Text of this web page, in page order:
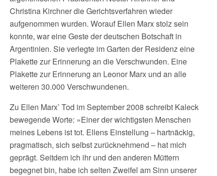
Christina Kirchner die Gerichtsverfahren wieder
aufgenommen wurden. Worauf Ellen Marx stolz sein
konnte, war eine Geste der deutschen Botschaft in
Argentinien. Sie verlegte im Garten der Residenz eine
Plakette zur Erinnerung an die Verschwunden. Eine
Plakette zur Erinnerung an Leonor Marx und an alle
weiteren 30.000 Verschwundenen.
Zu Ellen Marx’ Tod im September 2008 schreibt Kaleck
bewegende Worte: »Einer der wichtigsten Menschen
meines Lebens ist tot. Ellens Einstellung – hartnäckig,
pragmatisch, sich selbst zurücknehmend – hat mich
geprägt. Seitdem ich ihr und den anderen Müttern
begegnet bin, habe ich selten Zweifel am Sinn unserer